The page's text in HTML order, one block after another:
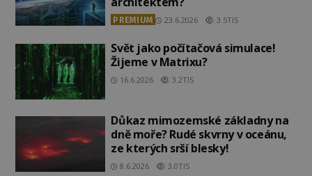
PREMIUM 23.6.2026 3.5TIS
Svět jako počítačová simulace!
Žijeme v Matrixu?
16.6.2026 3.2TIS
Důkaz mimozemské základny na
dně moře? Rudé skvrny v oceánu,
ze kterých srší blesky!
8.6.2026 3.0TIS